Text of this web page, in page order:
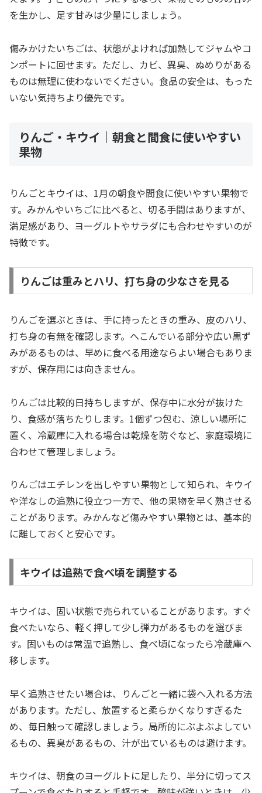
を生かし、足す甘みは少量にしましょう。
傷みかけたいちごは、状態がよければ加熱してジャムやコ
ンポートに回せます。ただし、カビ、異臭、ぬめりがある
ものは無理に使わないでください。食品の安全は、もった
いない気持ちより優先です。
りんご・キウイ｜朝食と間食に使いやすい
果物
りんごとキウイは、1月の朝食や間食に使いやすい果物で
す。みかんやいちごに比べると、切る手間はありますが、
満足感があり、ヨーグルトやサラダにも合わせやすいのが
特徴です。
りんごは重みとハリ、打ち身の少なさを見る
りんごを選ぶときは、手に持ったときの重み、皮のハリ、
打ち身の有無を確認します。へこんでいる部分や広い黒ず
みがあるものは、早めに食べる用途ならよい場合もありま
すが、保存用には向きません。
りんごは比較的日持ちしますが、保存中に水分が抜けた
り、食感が落ちたりします。1個ずつ包む、涼しい場所に
置く、冷蔵庫に入れる場合は乾燥を防ぐなど、家庭環境に
合わせて管理しましょう。
りんごはエチレンを出しやすい果物として知られ、キウイ
や洋なしの追熟に役立つ一方で、他の果物を早く熟させる
ことがあります。みかんなど傷みやすい果物とは、基本的
に離しておくと安心です。
キウイは追熟で食べ頃を調整する
キウイは、固い状態で売られていることがあります。すぐ
食べたいなら、軽く押して少し弾力があるものを選びま
す。固いものは常温で追熟し、食べ頃になったら冷蔵庫へ
移します。
早く追熟させたい場合は、りんごと一緒に袋へ入れる方法
があります。ただし、放置すると柔らかくなりすぎるた
め、毎日触って確認しましょう。局所的にぶよぶよしてい
るもの、異臭があるもの、汁が出ているものは避けます。
キウイは、朝食のヨーグルトに足したり、半分に切ってス